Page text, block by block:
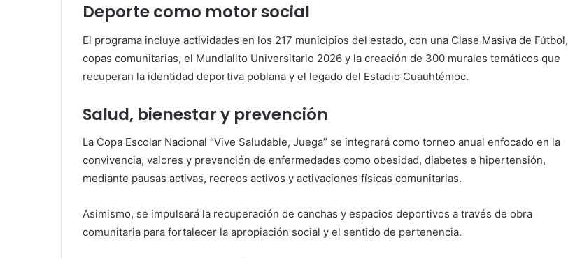
Deporte como motor social
El programa incluye actividades en los 217 municipios del estado, con una Clase Masiva de Fútbol,
copas comunitarias, el Mundialito Universitario 2026 y la creación de 300 murales temáticos que
recuperan la identidad deportiva poblana y el legado del Estadio Cuauhtémoc.
Salud, bienestar y prevención
La Copa Escolar Nacional “Vive Saludable, Juega” se integrará como torneo anual enfocado en la
convivencia, valores y prevención de enfermedades como obesidad, diabetes e hipertensión,
mediante pausas activas, recreos activos y activaciones físicas comunitarias.
Asimismo, se impulsará la recuperación de canchas y espacios deportivos a través de obra
comunitaria para fortalecer la apropiación social y el sentido de pertenencia.